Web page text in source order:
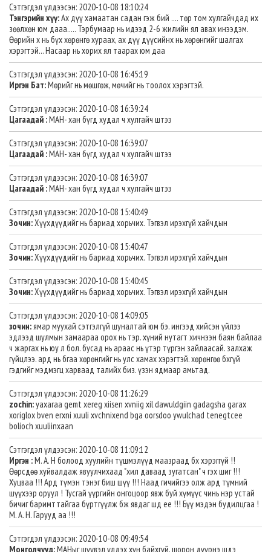
Сэтгэгдэл үлдээсэн: 2020-10-08 18:10:24
Тэнгэрийн хүү:Ах дүү хамаатан садан гэж бий .... төр том хулгайчдад их
зөөлхөн юм дааа..... Тэрбумаар нь идээд 2-6 жилийн ял авах инээдэм.
Өөрийн х нь бүх хөрөнгө хураах, ах дүү дүүсийнх нь хөрөнгийг шалгах
хэрэгтэй... Насаар нь хорих ял таарах юм даа
Сэтгэгдэл үлдээсэн: 2020-10-08 16:45:19
Иргэн Бат:Мөрийг нь мөшгөж, мөчийг нь тоолох хэрэгтэй.
Сэтгэгдэл үлдээсэн: 2020-10-08 16:39:24
Цагаадай :МАН- хан бүгд худал ч хулгайч штээ
Сэтгэгдэл үлдээсэн: 2020-10-08 16:39:07
Цагаадай :МАН- хан бүгд худал ч хулгайч штээ
Сэтгэгдэл үлдээсэн: 2020-10-08 16:39:07
Цагаадай :МАН- хан бүгд худал ч хулгайч штээ
Сэтгэгдэл үлдээсэн: 2020-10-08 15:40:49
Зочин:Хүүхдүүдийг нь бариад хорьчих. Тэгвэл ирэхгүй хайчдын
Сэтгэгдэл үлдээсэн: 2020-10-08 15:40:47
Зочин:Хүүхдүүдийг нь бариад хорьчих. Тэгвэл ирэхгүй хайчдын
Сэтгэгдэл үлдээсэн: 2020-10-08 15:40:45
Зочин:Хүүхдүүдийг нь бариад хорьчих. Тэгвэл ирэхгүй хайчдын
Сэтгэгдэл үлдээсэн: 2020-10-08 14:09:05
зочин:ямар муухай сэтгэлгүй шуналтай юм бэ. ингээд хийсэн үйлээ
эдлээд шулмын замаараа орох нь тэр. хүний нутагт хичнээн баян байлаа
ч жаргах нь юу л бол. бусад нь араас нь үтэр түргэн зайлаасай. залхаж
гүйцлээ. ард нь бгаа хөрөнгийг нь улс хамах хэрэгтэй. хөрөнгөө бхгүй
гэдгийг мэдмэгц харваад талийх биз. үзэн ядмаар амьтад.
Сэтгэгдэл үлдээсэн: 2020-10-08 11:26:29
zochin:yaxaraa gemt xereg xiisen xvniig xil dawuldgiin gadagsha garax
xoriglox bven erxni xuuli xvchnixend bga oorsdoo ywulchad tenegtcee
bolioch xuuliinxaan
Сэтгэгдэл үлдээсэн: 2020-10-08 11:09:12
Иргэн :М. А. Н болоод хуулийн түшмэлүүд маазраад бх хэрэггүй !!
Өөрсдөө хуйвалдаж явуулчихаад "хил даваад зугатсан" ч гэх шиг !!!
Хуцваа !!! Ард түмэн тэнэг биш шүү !!! Наад гичийгээ олж ард түмний
шүүхээр оруул ! Тусгай үүргийн онгоцоор явж буй хүмүүс чинь нэр устай
бичиг баримттайгаа бүртгүүлж бж явдаг шд ее !!! Бүү мэдэн будилцгаа !
М. А. Н. Гарууд аа !!!
Сэтгэгдэл үлдээсэн: 2020-10-08 09:49:54
Монголчууд:МАНыг шүүвэл үлдэх хүн байхгүй, шорон дүүрнэ шдэ